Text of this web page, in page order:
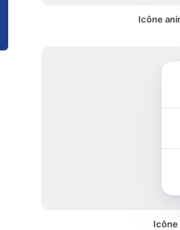
Icône
Icône